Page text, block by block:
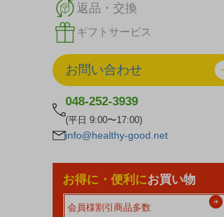
返品・交換
ギフトサービス
お問い合わせ
048-252-3939
(平日 9:00〜17:00)
info@healthy-good.net
お得に・便利にお買い物
会員様割引商品多数